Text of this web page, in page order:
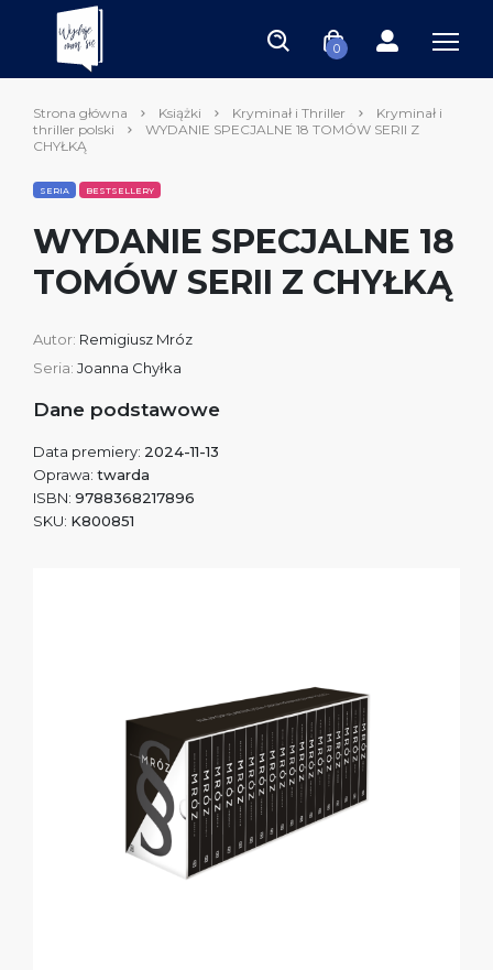
0
Strona główna Książki Kryminał i Thriller
Kryminał i
thriller polski
WYDANIE SPECJALNE 18 TOMÓW SERII Z
CHYŁKĄ
SERIA BESTSELLERY
WYDANIE SPECJALNE 18
TOMÓW SERII Z CHYŁKĄ
Autor: Remigiusz Mróz
Seria: Joanna Chyłka
Dane podstawowe
Data premiery: 2024-11-13
Oprawa: twarda
ISBN: 9788368217896
SKU: K800851